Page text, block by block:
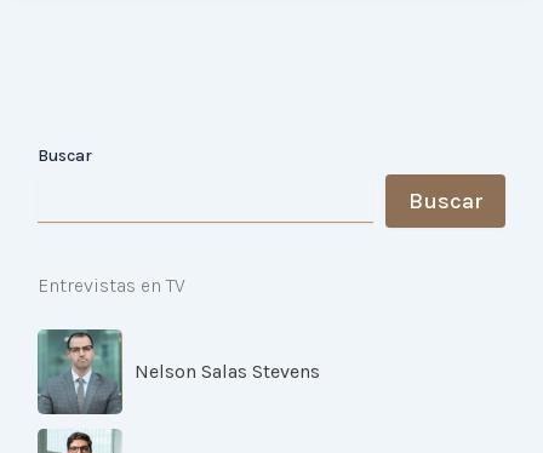
Buscar
Buscar
Entrevistas en TV
Nelson Salas Stevens